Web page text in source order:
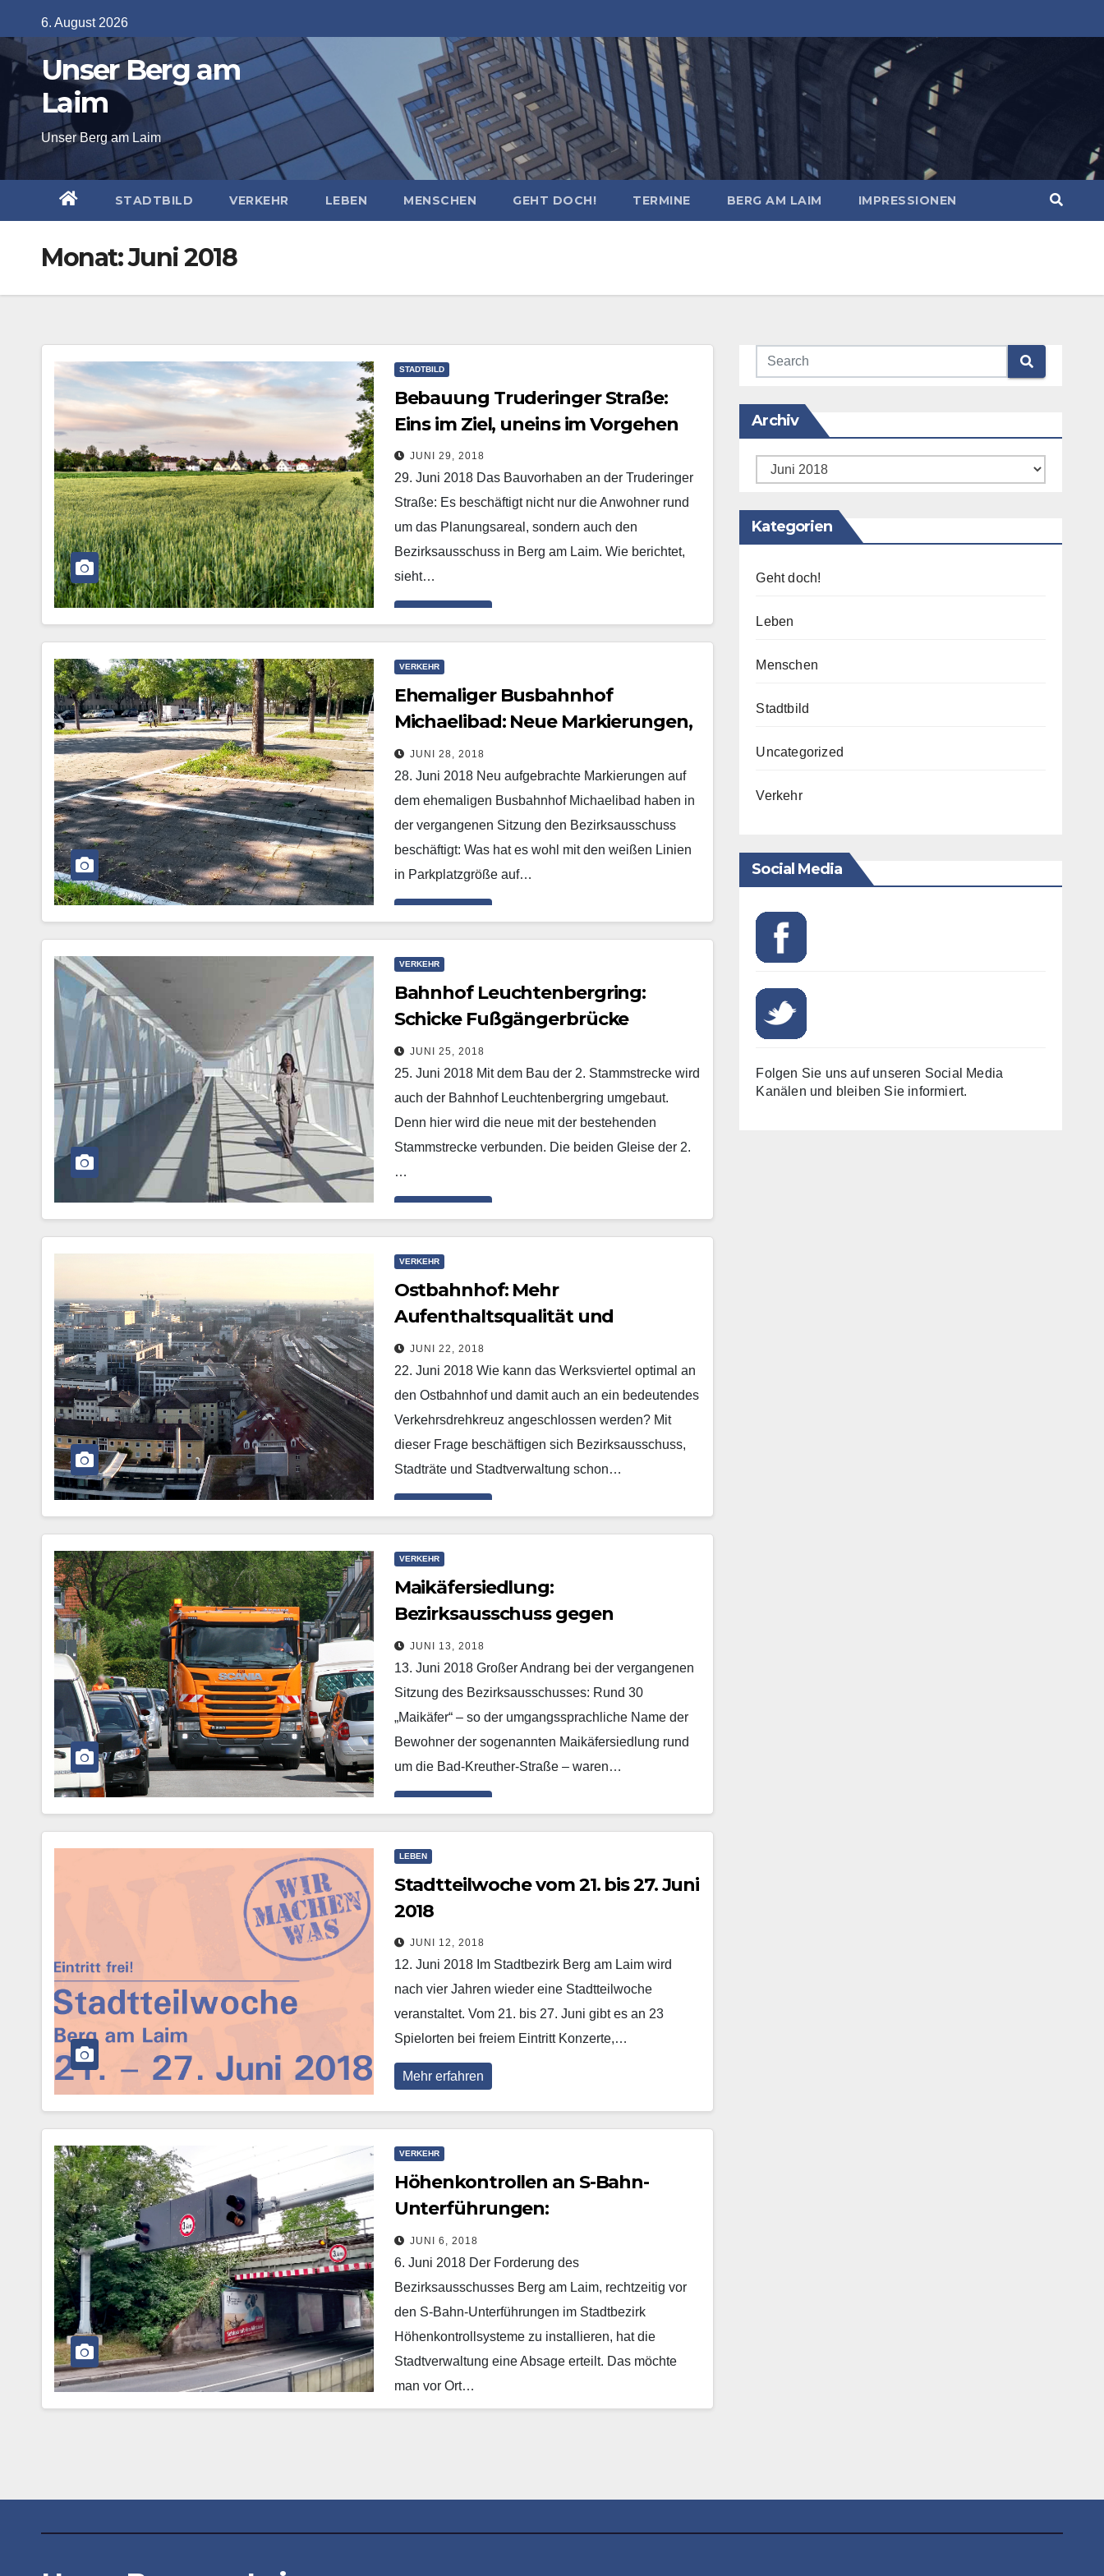
to
content
6. August 2026
Unser Berg am
Laim
Unser Berg am Laim
STADTBILD VERKEHR LEBEN MENSCHEN GEHT DOCH! TERMINE BERG AM LAIM IMPRESSIONEN
Monat:Juni 2018
STADTBILD
Bebauung Truderinger Straße:
Eins im Ziel, uneins im Vorgehen
JUNI 29, 2018
29. Juni 2018 Das Bauvorhaben an der Truderinger
Straße: Es beschäftigt nicht nur die Anwohner rund
um das Planungsareal, sondern auch den
Bezirksausschuss in Berg am Laim. Wie berichtet,
sieht…
VERKEHR
Ehemaliger Busbahnhof
Michaelibad: Neue Markierungen,
neue Parkplätze?
JUNI 28, 2018
28. Juni 2018 Neu aufgebrachte Markierungen auf
dem ehemaligen Busbahnhof Michaelibad haben in
der vergangenen Sitzung den Bezirksausschuss
beschäftigt: Was hat es wohl mit den weißen Linien
in Parkplatzgröße auf…
VERKEHR
Bahnhof Leuchtenbergring:
Schicke Fußgängerbrücke
geplant
JUNI 25, 2018
25. Juni 2018 Mit dem Bau der 2. Stammstrecke wird
auch der Bahnhof Leuchtenbergring umgebaut.
Denn hier wird die neue mit der bestehenden
Stammstrecke verbunden. Die beiden Gleise der 2.
…
VERKEHR
Ostbahnhof: Mehr
Aufenthaltsqualität und
Sicherheit gewünscht
JUNI 22, 2018
22. Juni 2018 Wie kann das Werksviertel optimal an
den Ostbahnhof und damit auch an ein bedeutendes
Verkehrsdrehkreuz angeschlossen werden? Mit
dieser Frage beschäftigen sich Bezirksausschuss,
Stadträte und Stadtverwaltung schon…
VERKEHR
Maikäfersiedlung:
Bezirksausschuss gegen
Halteverbot
JUNI 13, 2018
13. Juni 2018 Großer Andrang bei der vergangenen
Sitzung des Bezirksausschusses: Rund 30
„Maikäfer“ – so der umgangssprachliche Name der
Bewohner der sogenannten Maikäfersiedlung rund
um die Bad-Kreuther-Straße – waren…
LEBEN
Stadtteilwoche vom 21. bis 27. Juni
2018
JUNI 12, 2018
12. Juni 2018 Im Stadtbezirk Berg am Laim wird
nach vier Jahren wieder eine Stadtteilwoche
veranstaltet. Vom 21. bis 27. Juni gibt es an 23
Spielorten bei freiem Eintritt Konzerte,…
Mehr erfahren
VERKEHR
Höhenkontrollen an S-Bahn-
Unterführungen:
Bezirksausschuss widerspricht
Stadtverwaltung
JUNI 6, 2018
6. Juni 2018 Der Forderung des
Bezirksausschusses Berg am Laim, rechtzeitig vor
den S-Bahn-Unterführungen im Stadtbezirk
Höhenkontrollsysteme zu installieren, hat die
Stadtverwaltung eine Absage erteilt. Das möchte
man vor Ort…
Archiv
Archiv
Kategorien
Geht doch!
Leben
Menschen
Stadtbild
Uncategorized
Verkehr
Social Media
Folgen Sie uns auf unseren Social Media
Kanälen und bleiben Sie informiert.